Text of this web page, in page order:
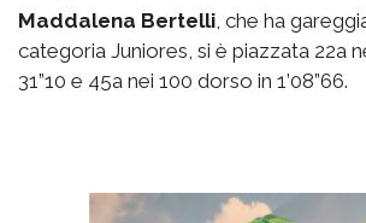
Maddalena Bertelli, che ha
categoria Juniores, si è piazzata 22a
31”10 e 45a nei 100 dorso in 1’08”66.